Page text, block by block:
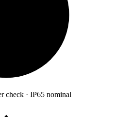
check · IP65 nominal